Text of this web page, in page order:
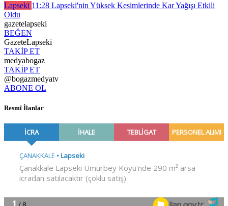
Lapseki 11:28 Lapseki'nin Yüksek Kesimlerinde Kar Yağışı Etkili
Oldu
gazetelapseki
BEĞEN
GazeteLapseki
TAKİP ET
medyabogaz
TAKİP ET
@bogazmedyatv
ABONE OL
Resmî İlanlar